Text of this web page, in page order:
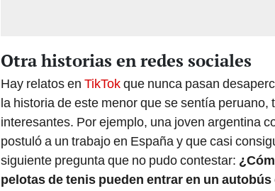
Otra historias en redes sociales
Hay relatos en TikTokque nunca pasan
la historia de este menor que se sentía
interesantes. Por ejemplo, una joven argentina
postuló a un trabajo en España y que casi
siguiente pregunta que no pudo contestar:
pelotas de tenis pueden entrar en un